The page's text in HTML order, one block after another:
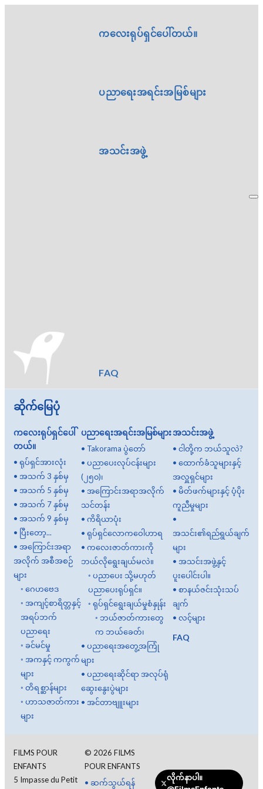
ကလေးရုပ်ရှင်ပေါ်တယ်။
ပညာရေးအရင်းအမြစ်များ
အသင်းအဖွဲ့
FAQ
အလှူတစ်ခုလုပ်ပါ။
ဆိုက်မြေပုံ
ကလေးရုပ်ရှင်ပေါ်
တယ်။
• ရုပ်ရှင်အားလုံး
• အသက် 3 နှစ်မှ
• အသက် 5 နှစ်မှ
• အသက် 7 နှစ်မှ
• အသက် 9 နှစ်မှ
• ပြီးတော့...
• အကြောင်းအရာ
အလိုက် အစီအစဉ်
များ
◦ ဂေဟဗေဒ
◦ အကျင့်စာရိတ္တနှင့်
အရပ်ဘက်
ပညာရေး
◦ ခင်မင်မှု
◦ အကနှင့် ကကွက်
များ
◦ တိရစ္ဆာန်များ
◦ ဟာသဇာတ်ကား
များ
ပညာရေးအရင်းအမြစ်များ
• Takorama ပွဲတော်
•ပညာပေးလုပ်ငန်းများ
(၂၅၀)၊
•အကြောင်းအရာအလိုက်
သင်တန်း
•ကိရိယာပုံး
•ရုပ်ရှင်လောကဝေါဟာရ
•ကလေးဇာတ်ကားကို
ဘယ်လိုရွေးချယ်မလဲ။
◦ပညာပေး သို့မဟုတ်
ပညာပေးရုပ်ရှင်။
◦ရုပ်ရှင်ရွေးချယ်မှုစံနှုန်း
◦ ဘယ်ဇာတ်ကားတွေ
က ဘယ်ခေတ်၊
•ပညာရေးအတွေ့အကြုံ
များ
•ပညာရေးဆိုင်ရာ အလုပ်ရုံ
ဆွေးနွေးပွဲများ
•အင်တာဗျူးများ
အသင်းအဖွဲ့
•ငါတို့က ဘယ်သူလဲ?
•ထောက်ခံသူများနှင့်
အလှူရှင်များ
•မိတ်ဖက်များနှင့် ပံ့ပိုး
ကူညီမှုများ
•
အသင်း၏ရည်ရွယ်ချက်
များ
•အသင်းအဖွဲ့နှင့်
ပူးပေါင်းပါ။
•စာနယ်ဇင်းသုံးသပ်
ချက်
•လင့်များ
FAQ
FILMS POUR
ENFANTS
5 Impasse du Petit
© 2026 FILMS
POUR ENFANTS
• ဆက်သွယ်ရန်
လိုက်နာပါ။